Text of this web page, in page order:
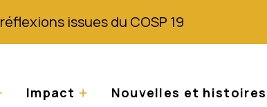
issues du COSP 19
Impact Nouvelles et histoires